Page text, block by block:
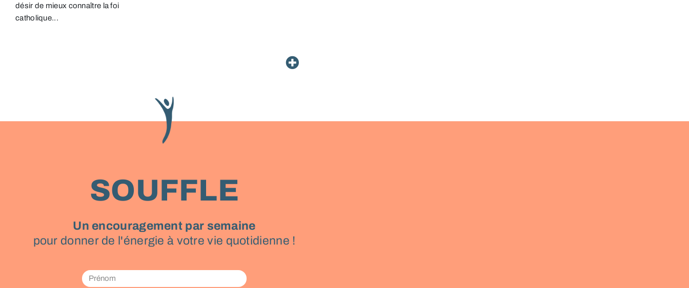
désir de mieux connaître la foi
catholique...
SOUFFLE
Un encouragement par semaine
pour donner de l'énergie à votre vie quotidienne !